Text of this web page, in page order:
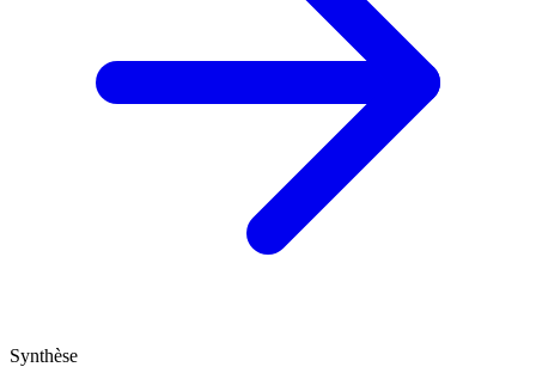
Synthèse